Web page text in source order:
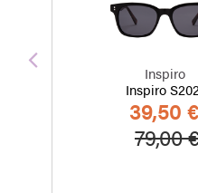
Inspiro
Inspiro
39,50 €
Hinta
79,00
Edellinen